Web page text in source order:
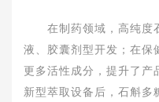
在制药领域，高纯度
液、胶囊剂型开发；在保
更多活性成分，提升了产
新型萃取设备后，石斛多